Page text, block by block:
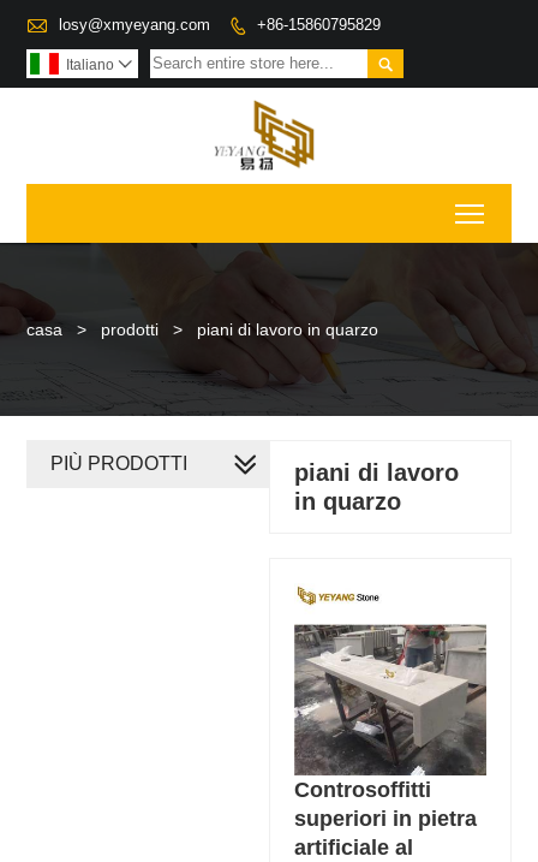
 losy@xmyeyang.com  +86-15860795829

Italiano 
casa > prodotti > piani di lavoro in quarzo
piani di lavoro
in quarzo
Controsoffitti
superiori in pietra
artificiale al
PIÙ PRODOTTI